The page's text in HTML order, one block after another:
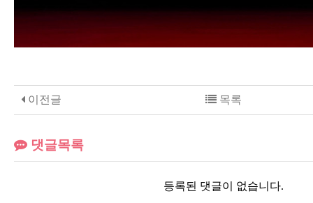
이전글 목록
댓글목록
등록된 댓글이 없습니다.